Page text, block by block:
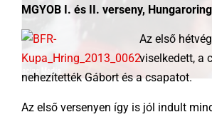
MGYOB I. és II. verseny, Hungaroring
Az első
viselkedett, a
nehezítették Gábort és a csapatot.
Az első versenyen így is jól indult